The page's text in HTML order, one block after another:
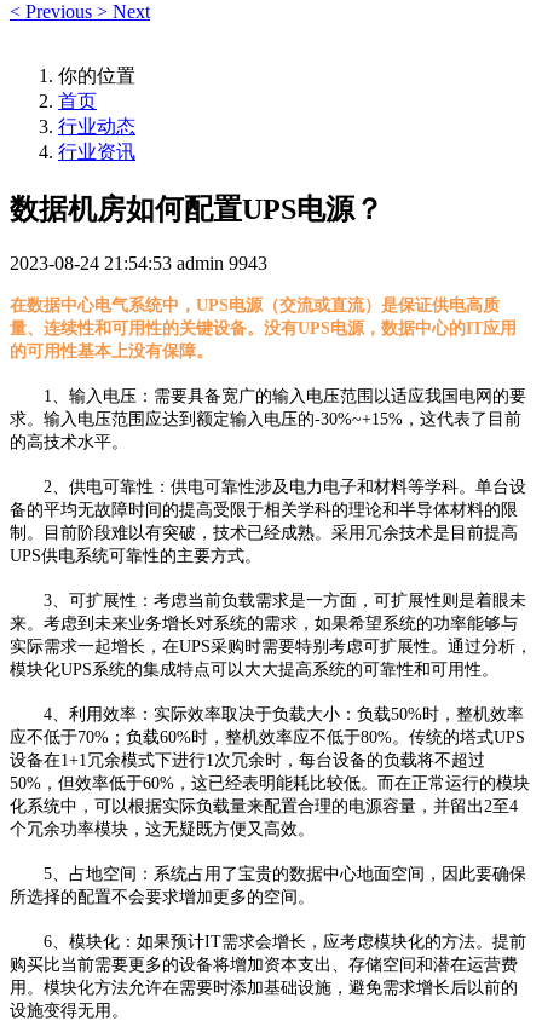
< Previous > Next
你的位置
首页
行业动态
行业资讯
数据机房如何配置UPS电源？
2023-08-24 21:54:53 admin 9943
在数据中心电气系统中，UPS电源（交流或直流）是保证供电高质
量、连续性和可用性的关键设备。没有UPS电源，数据中心的IT应用
的可用性基本上没有保障。
1、输入电压：需要具备宽广的输入电压范围以适应我国电网的要
求。输入电压范围应达到额定输入电压的-30%~+15%，这代表了目前
的高技术水平。
2、供电可靠性：供电可靠性涉及电力电子和材料等学科。单台设
备的平均无故障时间的提高受限于相关学科的理论和半导体材料的限
制。目前阶段难以有突破，技术已经成熟。采用冗余技术是目前提高
UPS供电系统可靠性的主要方式。
3、可扩展性：考虑当前负载需求是一方面，可扩展性则是着眼未
来。考虑到未来业务增长对系统的需求，如果希望系统的功率能够与
实际需求一起增长，在UPS采购时需要特别考虑可扩展性。通过分析，
模块化UPS系统的集成特点可以大大提高系统的可靠性和可用性。
4、利用效率：实际效率取决于负载大小：负载50%时，整机效率
应不低于70%；负载60%时，整机效率应不低于80%。传统的塔式UPS
设备在1+1冗余模式下进行1次冗余时，每台设备的负载将不超过
50%，但效率低于60%，这已经表明能耗比较低。而在正常运行的模块
化系统中，可以根据实际负载量来配置合理的电源容量，并留出2至4
个冗余功率模块，这无疑既方便又高效。
5、占地空间：系统占用了宝贵的数据中心地面空间，因此要确保
所选择的配置不会要求增加更多的空间。
6、模块化：如果预计IT需求会增长，应考虑模块化的方法。提前
购买比当前需要更多的设备将增加资本支出、存储空间和潜在运营费
用。模块化方法允许在需要时添加基础设施，避免需求增长后以前的
设施变得无用。